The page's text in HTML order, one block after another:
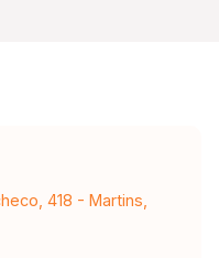
418 - Martins,